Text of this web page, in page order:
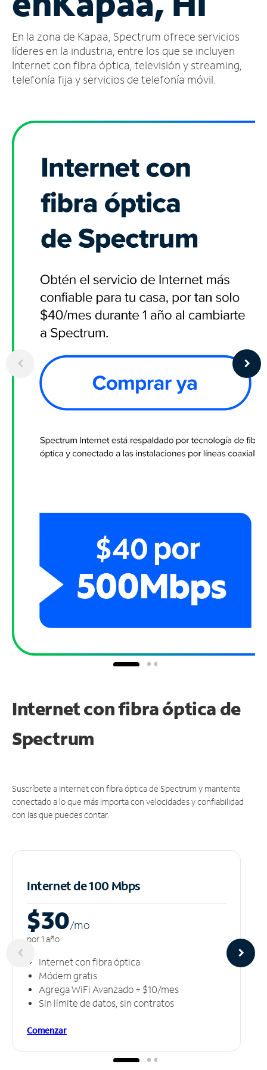
cuenta
Encuentra
una
tienda
En la zona de Kapaa, Spectrum ofrece servicios
líderes en la industria, entre los que se incluyen
Internet con fibra óptica, televisión y streaming,
telefonía fija y servicios de telefonía móvil.
Internet con fibra óptica de
Spectrum
Suscríbete a Internet con fibra óptica de Spectrum y mantente
conectado a lo que más importa con velocidades y confiabilidad
con las que puedes contar.
Internet de 100 Mbps
$30/mo
por 1 año
Internet con fibra óptica
Módem gratis
Agrega WiFi Avanzado + $10/mes
Sin límite de datos, sin contratos
Comenzar